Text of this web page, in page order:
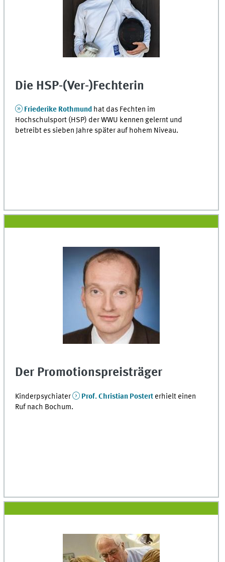
Die HSP-(Ver-)Fechterin
Friederike Rothmund hat das Fechten im
Hochschulsport (HSP) der WWU kennen gelernt und
betreibt es sieben Jahre später auf hohem Niveau.
Der Promotionspreisträger
Kinderpsychiater Prof. Christian Postert erhielt einen
Ruf nach Bochum.